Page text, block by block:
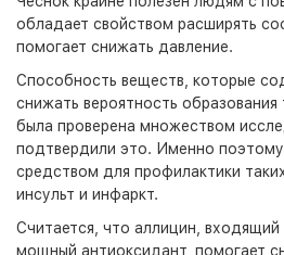
обладает свойством расширять
помогает снижать давление.
Способность веществ, которые
снижать вероятность образования
была проверена множеством
подтвердили это. Именно
средством для профилактики
инсульт и инфаркт.
Считается, что аллицин, входящий
мощный антиоксидант, помогает